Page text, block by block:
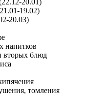
20.01)
19.02)
20.03)
напитков
вторых блюд
томления